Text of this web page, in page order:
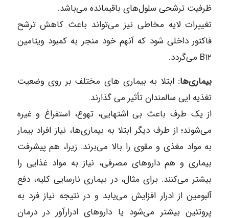
ظرفیت ترشحی سلول‏‌های باقیمانده می‌‎باشد.
تغییرات لایه مخاطی نیز می‌تواند باعث کاهش ترشح
فاکتور داخلی شود که آنهم خود منجر به کمبود ویتامین
B۱۲ می‌‎گردد.
بیماری‎‌ها:
ابتلا به بیماری ‎‌های مختلف بر روی وضعیت
تغذیه‌ ایی سالمندان تأثیر می‌ گذارند.
از یک طرف باعث بی‎ اشتهایی، تهوع، استفراغ و غیره
می‌‎شوند؛ از طرف دیگر ابتلا به بیماری‎‌ها، نیاز افراد بیمار
به مواد مغذی و مقوی را بالا می‌‎برند. زیرا، هم پیشرفت
بیماری و هم داروهای مصرفی، نیاز به مواد غذایی را
بیشتر می‌‎کنند. برای مثال، در بیماری نارسایی کلیه، دفع
آلبومین از ادرار افزایش می‌‎یابد و در نتیجه نیاز فرد به
پروتئین بیشتر می‌‎شود یا داروهای ادرارآور در درمان